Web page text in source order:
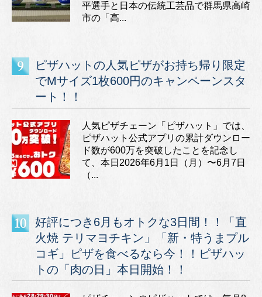
平選手と日本の伝統工芸品で群馬県高崎
市の「高...
ピザハットの人気ピザがお持ち帰り限定
でMサイズ1枚600円のキャンペーンスタ
ート！！
人気ピザチェーン「ピザハット」では、
ピザハット公式アプリの累計ダウンロー
ド数が600万を突破したことを記念し
て、本日2026年6月1日（月）〜6月7日
（...
好評につき6月もオトクな3日間！！「直
火焼 テリマヨチキン」「新・特うまプル
コギ」ピザを食べるなら今！！ピザハッ
トの「肉の日」本日開始！！